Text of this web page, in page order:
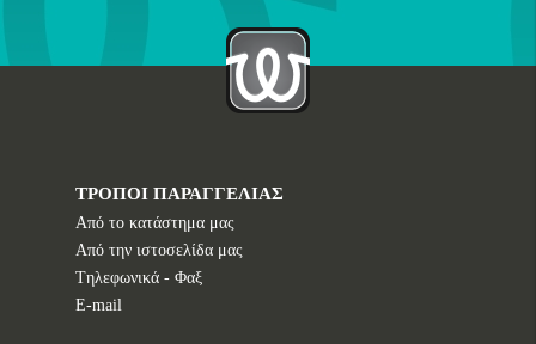
ΤΡΟΠΟΙ ΠΑΡΑΓΓΕΛΙΑΣ
Από το κατάστημα μας
Από την ιστοσελίδα μας
Tηλεφωνικά - Φαξ
E-mail